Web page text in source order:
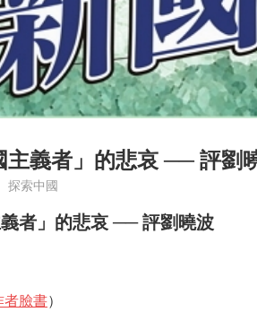
主義者」的悲哀 ── 評劉
探索中國
者」的悲哀──評劉曉波
臉書）